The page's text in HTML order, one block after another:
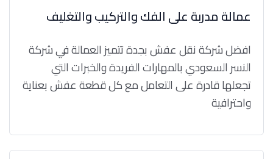
عمالة مدربة على الفك والتركيب والتغليف
افضل شركة نقل عفش بجدة تتميز العمالة في شركة
النسر السعودي بالمهارات الفريدة والخبرات التي
تجعلها قادرة على التعامل مع كل قطعة عفش بعناية
واحترافية